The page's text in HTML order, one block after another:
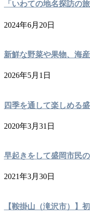
「いわての地名探訪の
2024年6月20日
新鮮な野菜や果物、海
2026年5月1日
四季を通して楽しめる
2020年3月31日
早起きをして盛岡市民
2021年3月30日
【鞍掛山（滝沢市）】